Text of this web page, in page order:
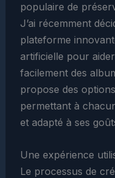
populaire de
J’ai récemment
plateforme
artificielle pour
facilement des
propose des
permettant à
et adapté à ses
Une expérience
Le processus de